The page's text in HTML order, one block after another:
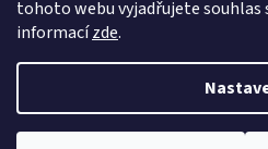
tohoto webu vyjadřujete souhlas
informacízde.